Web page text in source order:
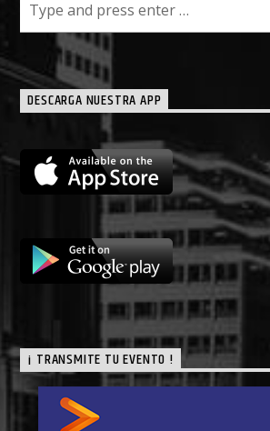
DESCARGA NUESTRA APP
¡ TRANSMITE TU EVENTO !